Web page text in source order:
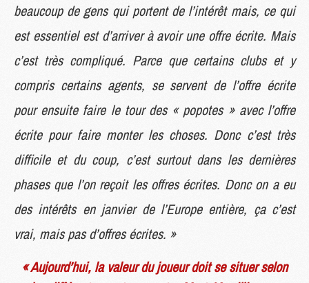
beaucoup de gens qui portent de l’intérêt mais, ce qui
est essentiel est d’arriver à avoir une offre écrite. Mais
c’est très compliqué. Parce que certains clubs et y
compris certains agents, se servent de l’offre écrite
pour ensuite faire le tour des « popotes » avec l’offre
écrite pour faire monter les choses. Donc c’est très
difficile et du coup, c’est surtout dans les dernières
phases que l’on reçoit les offres écrites. Donc on a eu
des intérêts en janvier de l’Europe entière, ça c’est
vrai, mais pas d’offres écrites. »
« Aujourd’hui, la valeur du joueur doit se situer selon